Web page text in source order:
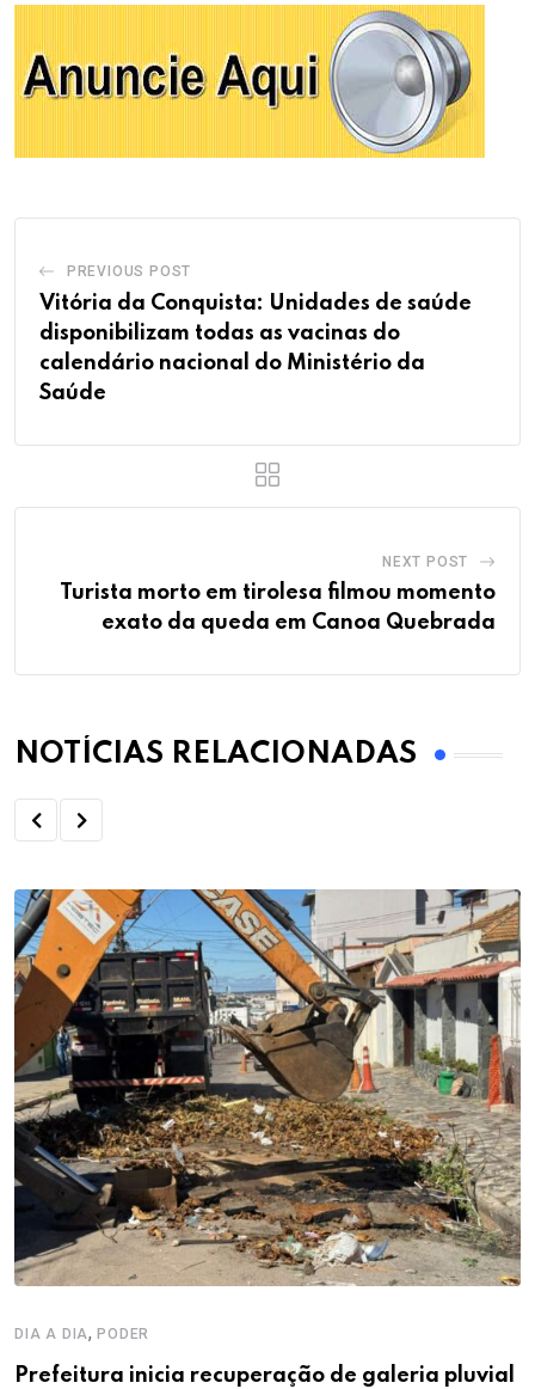
PREVIOUS POST
Vitória da Conquista: Unidades de saúde
disponibilizam todas as vacinas do
calendário nacional do Ministério da
Saúde
NEXT POST
Turista morto em tirolesa filmou momento
exato da queda em Canoa Quebrada
NOTÍCIAS RELACIONADAS
DIA A DIA,PODER
Prefeitura inicia recuperação de galeria pluvial